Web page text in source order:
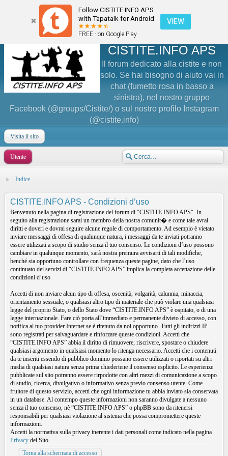
Follow CISTITE.INFO APS
with Tapatalk for Android
FREE - on Google Play
VIEW
CISTITE.INFO APS
Il forum dedicato alla cistite e non
solo. Se hai bisogno di aiuto vai in
chat (fumetto rosa in basso a
sinistra), nel nostro gruppo
Facebook (@groups/Cistite/) o sul nostro profilo Instagram
(@cistite.info)
Visita il sito
Utente
Indice
CISTITE.INFO APS - Condizioni d’uso
Benvenuto nella pagina di registrazione del forum di “CISTITE.INFO APS“. In
seguito alla registrazione sarai un membro della nostra comunit� e come tale avrai
diritti e doveri e dovrai seguire alcune regole di comportamento. Ad esempio è vietato
inviare messaggi di offesa di qualunque natura, i messaggi da te inviati potranno
essere utilizzati a scopo di studio senza il tuo consenso. Le condizioni d’uso possono
cambiare in qualunque momento, sarà nostra premura avvisarti di tali modifiche,
benché sia opportuno controllare con frequenza queste pagine, dato che l’uso
continuato dei servizi di “CISTITE.INFO APS” implica la completa accettazione delle
condizioni d’uso.
Accetti di non inviare alcun tipo di offesa, oscenità, volgarità, calunnia, minaccia,
orientamento sessuale, o qualsiasi altro tipo di materiale che può violare una qualsiasi
legge del proprio Stato, o dello Stato dove “CISTITE.INFO APS” è ospitato, o di una
legge internazionale. Fare ciò porta all’immediato e permanente divieto di accesso, con
notifica al tuo provider Internet se è ritenuto da noi opportuno. Tutti gli indirizzi IP
sono registrati per salvaguardare e rinforzare queste condizioni. Accetti che
“CISTITE.INFO APS” abbia il diritto di rimuovere, riscrivere, spostare o chiudere
qualsiasi argomento in qualsiasi momento lo ritenga necessario. Accetti che i contenuti
da te inseriti essendo di pubblico dominio possano essere utilizzati o riportati su altri
media di qualsiasi natura senza prima chiedertene il consenso esplicito. Le esperienze
pubblicate sul sito potranno essere rirpodotte con altri mezzi di comunicazione a scopo
di studio, ricerca, divulgativo o informativo senza previo consenso utente. Come
fruitore di questo servizio, accetti che ogni informazione tu abbia inviato sia conservata
in un database. Al contempo queste informazioni non saranno divulgate a nessuno
senza il tuo consenso, nè “CISTITE.INFO APS” o phpBB sono da ritenersi
responsabili per qualsiasi violazione al sistema che possa compromettere queste
informazioni.
Accetti la normativa sulla privacy inerente i dati personali come indicato nella pagina
Privacy del Sito.
Torna alla schermata di accesso